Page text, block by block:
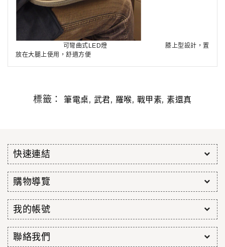
可彎曲式LED燈 膝上型設計，置
放在大腿上使用，舒適方便
標籤：筆電桌, 武君, 羅喉, 戰甲素,素還真
快速連結
購物導覽
我的帳號
聯絡我們